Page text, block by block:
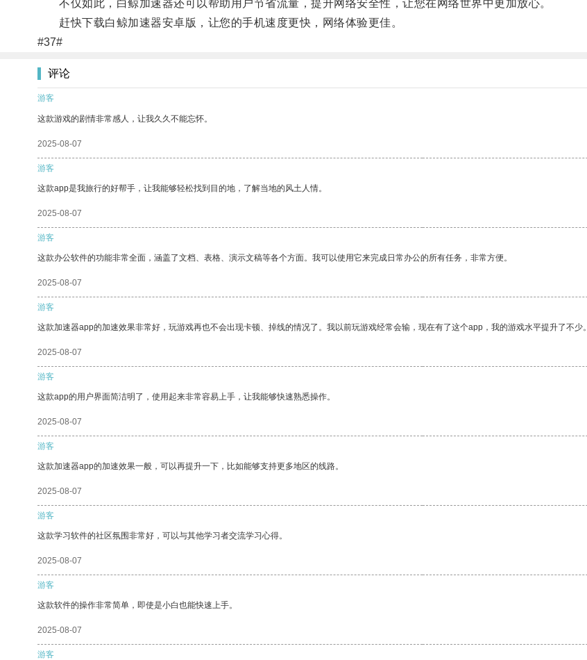
不仅如此，白鲸加速器还可以帮助用户节省流量，提升网络安全性，让您在网络世界中更加放心。
赶快下载白鲸加速器安卓版，让您的手机速度更快，网络体验更佳。
#37#
评论
游客
这款游戏的剧情非常感人，让我久久不能忘怀。
2025-08-07
游客
这款app是我旅行的好帮手，让我能够轻松找到目的地，了解当地的风土人情。
2025-08-07
游客
这款办公软件的功能非常全面，涵盖了文档、表格、演示文稿等各个方面。我可以使用它来完成日常办公的所有任务，非常方便。
2025-08-07
游客
这款加速器app的加速效果非常好，玩游戏再也不会出现卡顿、掉线的情况了。我以前玩游戏经常会输，现在有了这个app，我的游戏水平提升了不少。
2025-08-07
游客
这款app的用户界面简洁明了，使用起来非常容易上手，让我能够快速熟悉操作。
2025-08-07
游客
这款加速器app的加速效果一般，可以再提升一下，比如能够支持更多地区的线路。
2025-08-07
游客
这款学习软件的社区氛围非常好，可以与其他学习者交流学习心得。
2025-08-07
游客
这款软件的操作非常简单，即使是小白也能快速上手。
2025-08-07
游客